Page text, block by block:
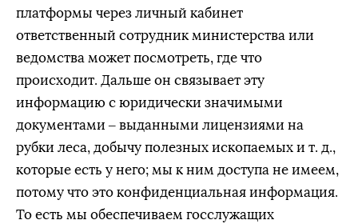
платформы через личный кабинет
ответственный сотрудник министерства или
ведомства может посмотреть, где что
происходит. Дальше он связывает эту
информацию с юридически значимыми
документами – выданными лицензиями на
рубки леса, добычу полезных ископаемых и т. д.,
которые есть у него; мы к ним доступа не имеем,
потому что это конфиденциальная информация.
То есть мы обеспечиваем госслужащих